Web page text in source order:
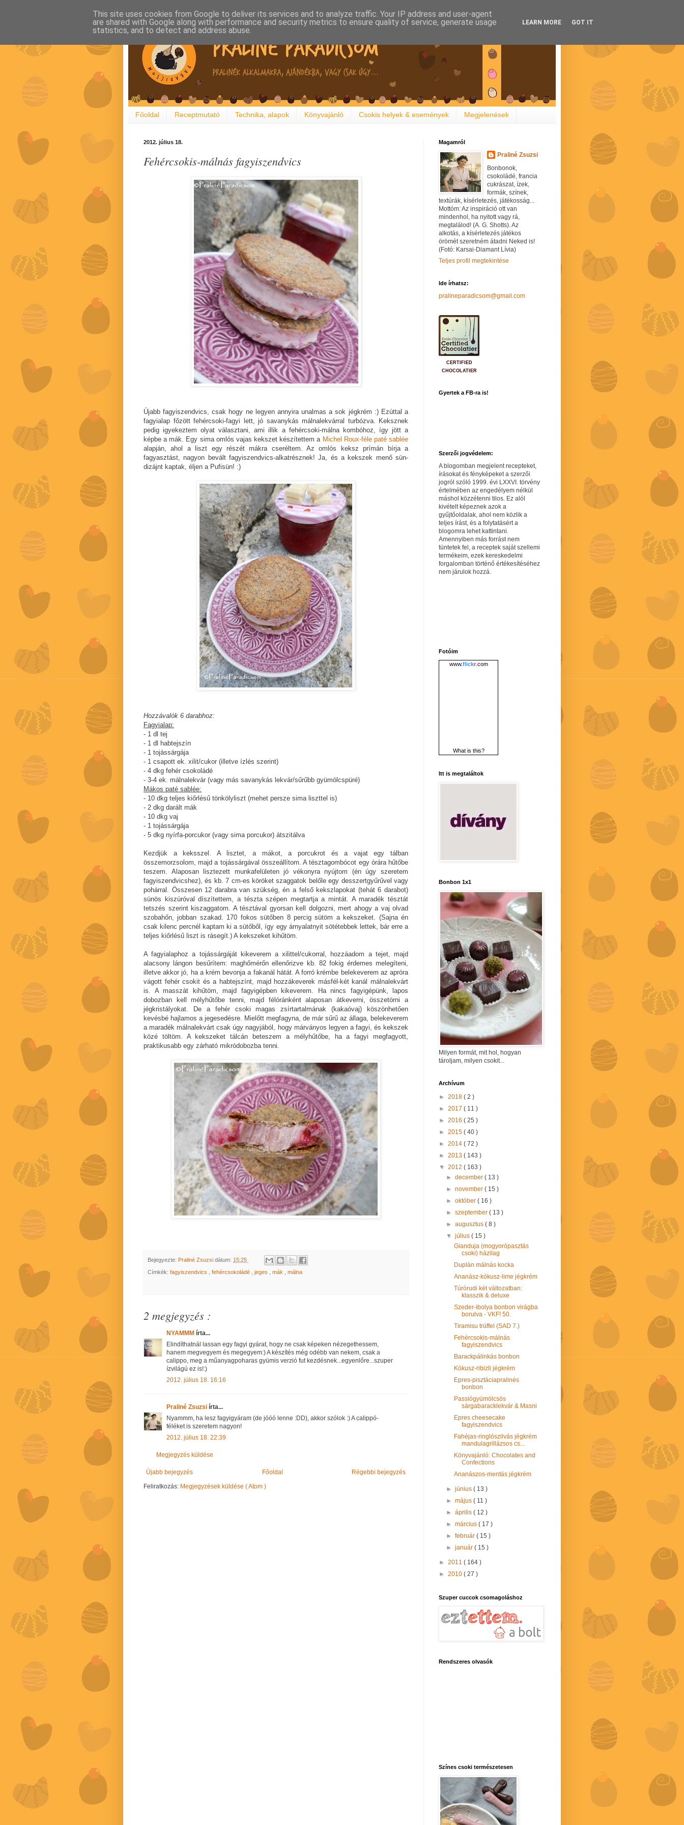
Főoldal Receptmutató Technika, alapok Könyvajánló Csokis helyek & események Megjelenések
2012. július 18.
Fehércsokis-málnás fagyiszendvics
Újabb fagyiszendvics, csak hogy ne legyen annyira unalmas a sok jégkrém :) Ezúttal a
fagyialap főzött fehércsoki-fagyi lett, jó savanykás málnalekvárral turbózva. Keksznek
pedig igyekeztem olyat választani, ami illik a fehércsoki-málna kombóhoz, így jött a
képbe a mák. Egy sima omlós vajas kekszet készítettem a Michel Roux-féle paté sablée
alapján, ahol a liszt egy részét mákra cseréltem. Az omlós keksz prímán bírja a
fagyasztást, nagyon bevált fagyiszendvics-alkatrésznek! Ja, és a kekszek menő sün-
dizájnt kaptak, éljen a Pufisün! :)
Hozzávalók 6 darabhoz:
Fagyialap:
- 1 dl tej
- 1 dl habtejszín
- 1 tojássárgája
- 1 csapott ek. xilit/cukor (illetve ízlés szerint)
- 4 dkg fehér csokoládé
- 3-4 ek. málnalekvár (vagy más savanykás lekvár/sűrűbb gyümölcspüré)
Mákos paté sablée:
- 10 dkg teljes kiőrlésű tönkölyliszt (mehet persze sima liszttel is)
- 2 dkg darált mák
- 10 dkg vaj
- 1 tojássárgája
- 5 dkg nyírfa-porcukor (vagy sima porcukor) átszitálva
Kezdjük a keksszel. A lisztet, a mákot, a porcukrot és a vajat egy tálban
összemorzsolom, majd a tojássárgával összeállítom. A tésztagombócot egy órára hűtőbe
teszem. Alaposan lisztezett munkafelületen jó vékonyra nyújtom (én úgy szeretem
fagyiszendvicshez), és kb. 7 cm-es köröket szaggatok belőle egy desszertgyűrűvel vagy
pohárral. Összesen 12 darabra van szükség, én a felső kekszlapokat (tehát 6 darabot)
sünös kiszúróval díszítettem, a tészta szépen megtartja a mintát. A maradék tésztát
tetszés szerint kiszaggatom. A tésztával gyorsan kell dolgozni, mert ahogy a vaj olvad
szobahőn, jobban szakad. 170 fokos sütőben 8 percig sütöm a kekszeket. (Sajna én
csak kilenc percnél kaptam ki a sütőből, így egy árnyalatnyit sötétebbek lettek, bár erre a
teljes kiőrlésű liszt is rásegít.) A kekszeket kihűtöm.
A fagyialaphoz a tojássárgáját kikeverem a xilittel/cukorral, hozzáadom a tejet, majd
alacsony lángon besűrítem: maghőmérőn ellenőrizve kb. 82 fokig érdemes melegíteni,
illetve akkor jó, ha a krém bevonja a fakanál hátát. A forró krémbe belekeverem az apróra
vágott fehér csokit és a habtejszínt, majd hozzákeverek másfél-két kanál málnalekvárt
is. A masszát kihűtöm, majd fagyigépben kikeverem. Ha nincs fagyigépünk, lapos
dobozban kell mélyhűtőbe tenni, majd félóránként alaposan átkeverni, összetörni a
jégkristályokat. De a fehér csoki magas zsírtartalmának (kakaóvaj) köszönhetően
kevésbé hajlamos a jegesedésre. Mielőtt megfagyna, de már sűrű az állaga, belekeverem
a maradék málnalekvárt csak úgy nagyjából, hogy márványos legyen a fagyi, és kekszek
közé töltöm. A kekszeket tálcán beteszem a mélyhűtőbe, ha a fagyi megfagyott,
praktikusabb egy zárható mikródobozba tenni.
Bejegyezte: Praliné Zsuzsi dátum: 15:25
Címkék: fagyiszendvics fehércsokoládé jeges mák málna
2 megjegyzés :
NYAMMM írta...
Elindíthatnál lassan egy fagyi gyárat, hogy ne csak képeken nézegethessem,
hanem megvegyem és megegyem:) A készítés még odébb van nekem, csak a
calippo, meg a műanyagpoharas gyümis verzió fut kezdésnek...egyenlőre...szuper
ízvilágú ez is!:)
2012. július 18. 16:16
Praliné Zsuzsi írta...
Nyammm, ha lesz fagyigyáram (de jóóó lenne :DD), akkor szólok :) A calippó-
féléket is szeretem nagyon!
2012. július 18. 22:39
Megjegyzés küldése
Újabb bejegyzés Régebbi bejegyzés
Főoldal
Feliratkozás: Megjegyzések küldése ( Atom )
Magamról
Praliné Zsuzsi
Bonbonok,
csokoládé, francia
cukrászat, ízek,
formák, színek,
textúrák, kísérletezés, játékosság...
Mottóm: Az inspiráció ott van
mindenhol, ha nyitott vagy rá,
megtalálod! (A. G. Shotts). Az
alkotás, a kísérletezés játékos
örömét szeretném átadni Neked is!
(Fotó: Karsai-Diamant Lívia)
Teljes profil megtekintése
Ide írhatsz:
pralineparadicsom@gmail.com
CERTIFIED
CHOCOLATIER
Gyertek a FB-ra is!
Szerzői jogvédelem:
A blogomban megjelent recepteket,
írásokat és fényképeket a szerzői
jogról szóló 1999. évi LXXVI. törvény
értelmében az engedélyem nélkül
máshol közzétenni tilos. Ez alól
kivételt képeznek azok a
gyűjtőoldalak, ahol nem közlik a
teljes írást, és a folytatásért a
blogomra lehet kattintani.
Amennyiben más forrást nem
tüntetek fel, a receptek saját szellemi
termékeim, ezek kereskedelmi
forgalomban történő értékesítéséhez
nem járulok hozzá.
Fotóim
www.flickr.com
What is this?
Itt is megtaláltok
Bonbon 1x1
Milyen formát, mit hol, hogyan
tároljam, milyen csokit...
Archívum
► 2018 ( 2 )
► 2017 ( 11 )
► 2016 ( 25 )
► 2015 ( 40 )
► 2014 ( 72 )
► 2013 ( 143 )
▼ 2012 ( 163 )
►december( 13 )
►november( 15 )
►október( 16 )
►szeptember( 13 )
►augusztus( 8 )
▼július( 15 )
Gianduja (mogyorópasztás
csoki) házilag
Duplán málnás kocka
Ananász-kókusz-lime jégkrém
Túrórudi két változatban:
klasszik & deluxe
Szeder-ibolya bonbon virágba
borulva - VKF! 50.
Tiramisu trüffel (SAD 7.)
Fehércsokis-málnás
fagyiszendvics
Barackpálinkás bonbon
Kókusz-ribizli jégkrém
Epres-pisztáciapralinés
bonbon
Passiógyümölcsös
sárgabaracklekvár & Masni
Epres cheesecake
fagyiszendvics
Fahéjas-ringlószilvás jégkrém
mandulagrillázsos cs...
Könyvajánló: Chocolates and
Confections
Ananászos-mentás jégkrém
►június( 13 )
►május( 11 )
►április( 12 )
►március( 17 )
►február( 15 )
►január( 15 )
► 2011 ( 164 )
► 2010 ( 27 )
Szuper cuccok csomagoláshoz
Rendszeres olvasók
Színes csoki természetesen
This site uses cookies from Google to deliver its services and to analyze traffic. Your IP address and user-agent
are shared with Google along with performance and security metrics to ensure quality of service, generate usage
statistics, and to detect and address abuse.
LEARN MORE GOT IT